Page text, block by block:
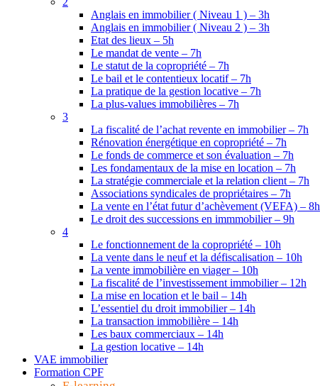
Anglais en immobilier ( Niveau 1 ) – 3h
Anglais en immobilier ( Niveau 2 ) – 3h
Etat des lieux – 5h
Le mandat de vente – 7h
Le statut de la copropriété – 7h
Le bail et le contentieux locatif – 7h
La pratique de la gestion locative – 7h
La plus-values immobilières – 7h
3
La fiscalité de l’achat revente en immobilier – 7h
Rénovation énergétique en copropriété – 7h
Le fonds de commerce et son évaluation – 7h
Les fondamentaux de la mise en location – 7h
La stratégie commerciale et la relation client – 7h
Associations syndicales de propriétaires – 7h
La vente en l’état futur d’achèvement (VEFA) – 8h
Le droit des successions en immmobilier – 9h
4
Le fonctionnement de la copropriété – 10h
La vente dans le neuf et la défiscalisation – 10h
La vente immobilière en viager – 10h
La fiscalité de l’investissement immobilier – 12h
La mise en location et le bail – 14h
L’essentiel du droit immobilier – 14h
La transaction immobilière – 14h
Les baux commerciaux – 14h
La gestion locative – 14h
VAE immobilier
Formation CPF